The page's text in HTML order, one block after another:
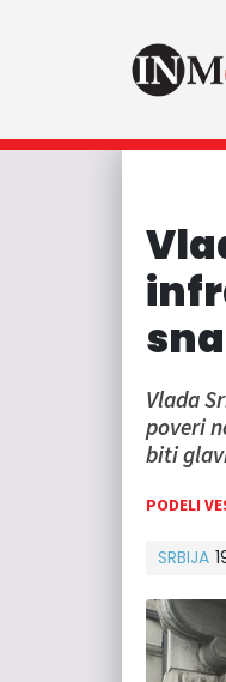
Vlada
poveri
biti
PODELI
SRBIJA